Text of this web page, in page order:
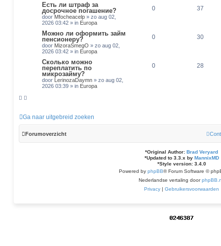
Есть ли штраф за
досрочное погашение?
door Mfocheacelp » zo aug 02,
2026 03:42 » in Europa
0 37
Можно ли оформить займ
пенсионеру?
door MizoraSmegO » zo aug 02,
2026 03:42 » in Europa
0 30
Сколько можно
переплатить по
микрозайму?
door LerinozaDaymn » zo aug 02,
2026 03:39 » in Europa
0 28
Ga naar uitgebreid zoeken
Forumoverzicht
*Original Author: Brad Veryard
*Updated to 3.3.x by MannixMD
*Style version: 3.4.0
Powered by phpBB® Forum Software ©
Nederlandse vertaling door
Privacy | Gebruikersvoorwaarden